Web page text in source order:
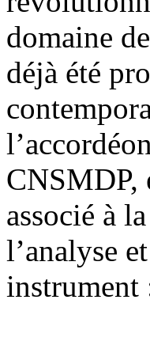
domaine
déjà été
CNSMDP,
associé à
l’analyse
instrument